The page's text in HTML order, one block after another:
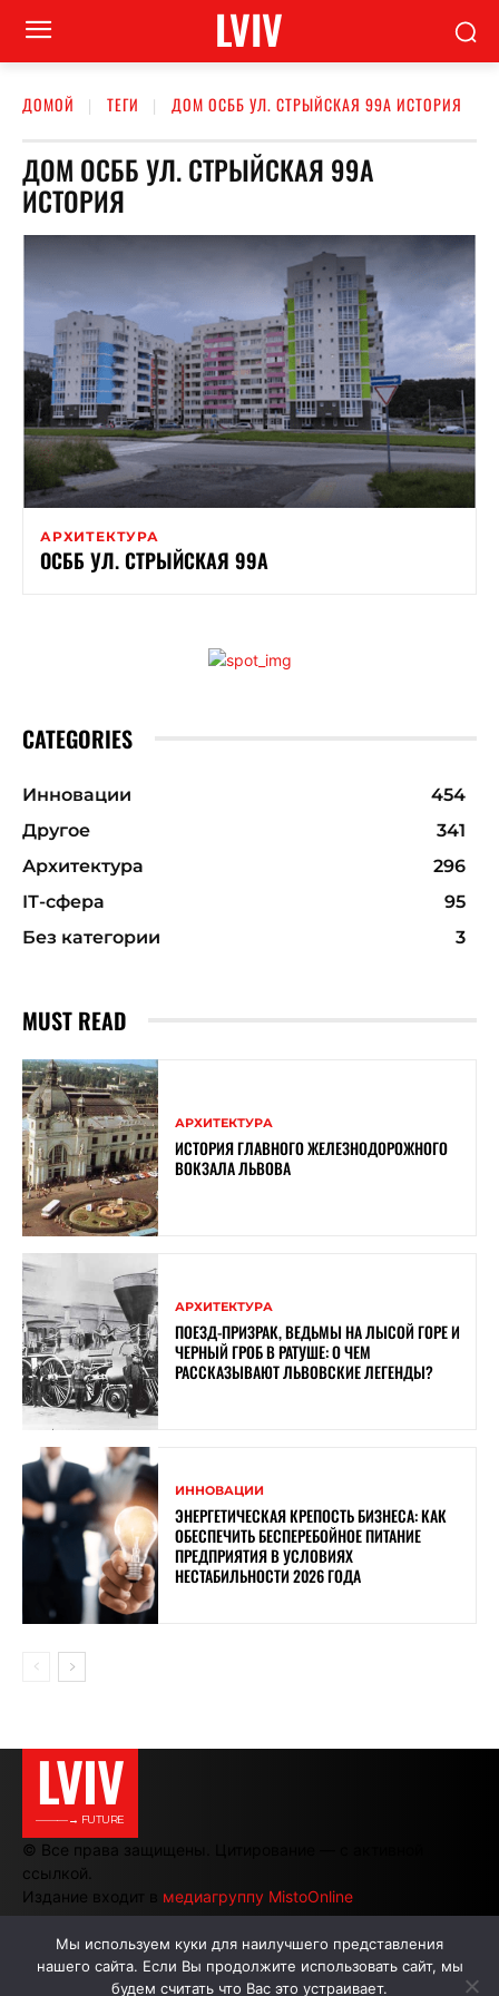
LVIV
ДОМОЙ ТЕГИ ДОМ ОСББ УЛ. СТРЫЙСКАЯ 99А ИСТОРИЯ
ДОМ ОСББ УЛ. СТРЫЙСКАЯ 99А
ИСТОРИЯ
АРХИТЕКТУРА
ОСББ УЛ. СТРЫЙСКАЯ 99А
CATEGORIES
Инновации
454
Другое
341
Архитектура
296
ІТ-сфера
95
Без категории
3
MUST READ
АРХИТЕКТУРА
ИСТОРИЯ ГЛАВНОГО ЖЕЛЕЗНОДОРОЖНОГО
ВОКЗАЛА ЛЬВОВА
АРХИТЕКТУРА
ПОЕЗД-ПРИЗРАК, ВЕДЬМЫ НА ЛЫСОЙ ГОРЕ И
ЧЕРНЫЙ ГРОБ В РАТУШЕ: О ЧЕМ
РАССКАЗЫВАЮТ ЛЬВОВСКИЕ ЛЕГЕНДЫ?
ИННОВАЦИИ
ЭНЕРГЕТИЧЕСКАЯ КРЕПОСТЬ БИЗНЕСА: КАК
ОБЕСПЕЧИТЬ БЕСПЕРЕБОЙНОЕ ПИТАНИЕ
ПРЕДПРИЯТИЯ В УСЛОВИЯХ
НЕСТАБИЛЬНОСТИ 2026 ГОДА
LVIV
———→ FUTURE
© Все права защищены. Цитирование — с активной
ссылкой.
Издание входит в медиагруппу MistoOnline
АВТОРЫ РЕКЛАМА НА САЙТЕ
Мы используем куки для наилучшего представления
нашего сайта. Если Вы продолжите использовать сайт, мы
будем считать что Вас это устраивает.